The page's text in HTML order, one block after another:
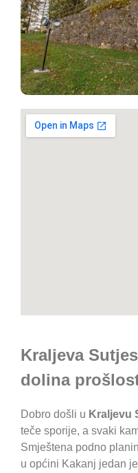
Kraljeva
dolina
Dobro došli u Kraljevu
teče sporije, a svaki
Smještena podno
u općini Kakanj jedan